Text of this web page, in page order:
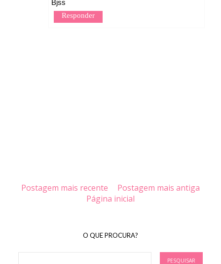
Bjss
Responder
Postagem mais recente
Postagem mais antiga
Página inicial
O QUE PROCURA?